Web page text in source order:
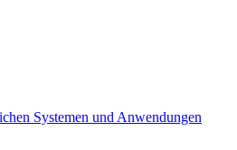
Systemen und Anwendungen